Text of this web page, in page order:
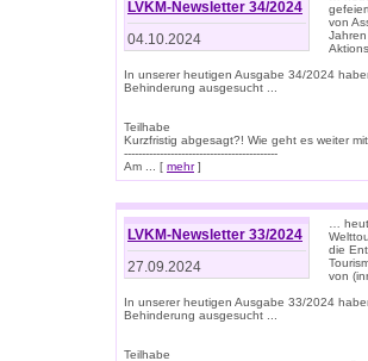
LVKM-Newsletter 34/2024
04.10.2024
von
In unserer heutigen Ausgabe 34/2024
Behinderung ausgesucht ...
Teilhabe
Kurzfristig abgesagt?! Wie geht es weiter
-------------------------------------------
Am ... [ mehr]
LVKM-Newsletter 33/2024
27.09.2024
…
die
von
In unserer heutigen Ausgabe 33/2024
Behinderung ausgesucht ...
Teilhabe